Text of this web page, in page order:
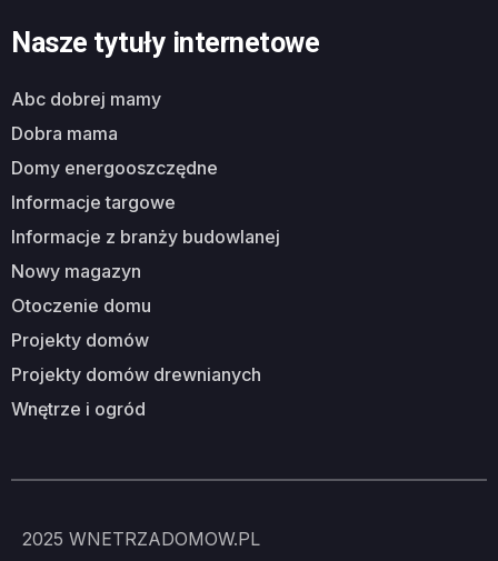
Nasze tytuły internetowe
abc dobrej mamy
dobra mama
domy energooszczędne
informacje targowe
informacje z branży budowlanej
nowy magazyn
otoczenie domu
projekty domów
projekty domów drewnianych
wnętrze i ogród
2025 WNETRZADOMOW.PL